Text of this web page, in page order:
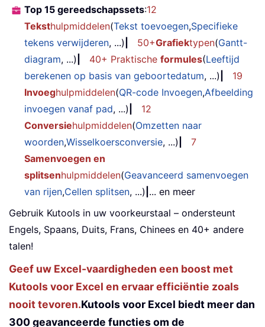
Top 15 gereedschapssets:12
Teksthulpmiddelen(Tekst toevoegen,Specifieke
tekens verwijderen, ...) 50+Grafiektypen(Gantt-
diagram, ...) 40+ Praktische formules(Leeftijd
berekenen op basis van geboortedatum, ...)
19
Invoeghulpmiddelen(QR-code Invoegen,Afbeelding
invoegen vanaf pad, ...)
12
Conversiehulpmiddelen(Omzetten naar
woorden,Wisselkoersconversie, ...)
7
Samenvoegen en
splitsenhulpmiddelen(Geavanceerd samenvoegen
van rijen,Cellen splitsen, ...) ... en meer
Gebruik Kutools in uw voorkeurstaal – ondersteunt
Engels, Spaans, Duits, Frans, Chinees en 40+ andere
talen!
Geef uw Excel-vaardigheden een boost met
Kutools voor Excel en ervaar efficiëntie zoals
nooit tevoren.Kutools voor Excel biedt meer dan
300 geavanceerde functies om de